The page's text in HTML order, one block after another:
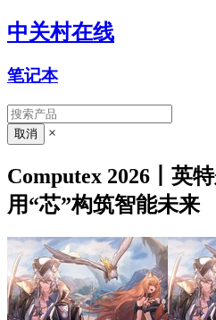
中关村在线
笔记本
×
Computex 2026丨英
用“芯”构筑智能未来